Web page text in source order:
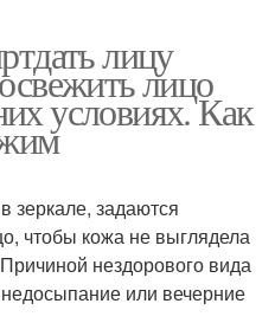
лицу
лицо
условиях. Как
зеркале, задаются
чтобы кожа не выглядела
нездорового вида
или вечерние